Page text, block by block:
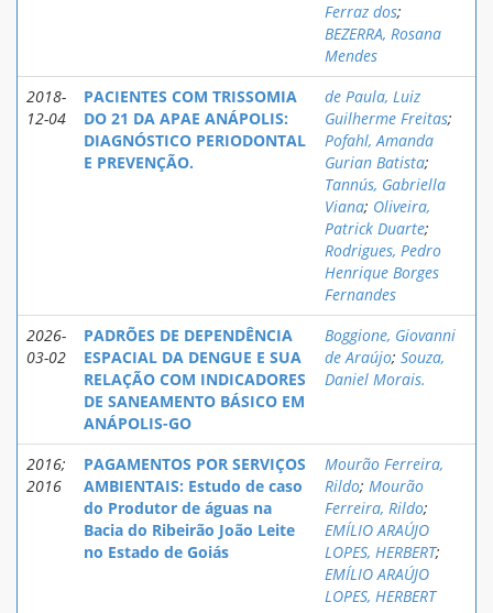
Ferraz dos;
BEZERRA, Rosana
Mendes
2018-
12-04
PACIENTES COM TRISSOMIA
DO 21 DA APAE ANÁPOLIS:
DIAGNÓSTICO PERIODONTAL
E PREVENÇÃO.
de Paula, Luiz
Guilherme Freitas;
Pofahl, Amanda
Gurian Batista;
Tannús, Gabriella
Viana; Oliveira,
Patrick Duarte;
Rodrigues, Pedro
Henrique Borges
Fernandes
2026-
03-02
PADRÕES DE DEPENDÊNCIA
ESPACIAL DA DENGUE E SUA
RELAÇÃO COM INDICADORES
DE SANEAMENTO BÁSICO EM
ANÁPOLIS-GO
Boggione, Giovanni
de Araújo; Souza,
Daniel Morais.
2016;
2016
PAGAMENTOS POR SERVIÇOS
AMBIENTAIS: Estudo de caso
do Produtor de águas na
Bacia do Ribeirão João Leite
no Estado de Goiás
Mourão Ferreira,
Rildo; Mourão
Ferreira, Rildo;
EMÍLIO ARAÚJO
LOPES, HERBERT;
EMÍLIO ARAÚJO
LOPES, HERBERT